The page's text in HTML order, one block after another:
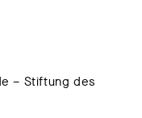
– Stiftung des